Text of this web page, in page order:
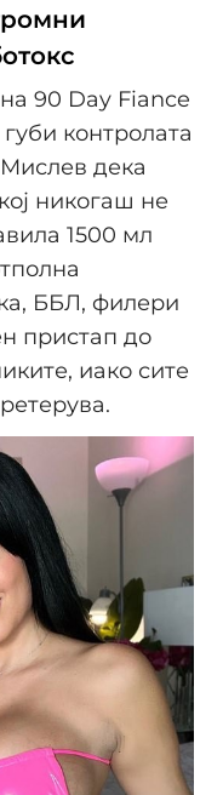
90 Day Fiance
контролата
дека
никогаш не
1500 мл
ББЛ, филери
пристап до
иако сите